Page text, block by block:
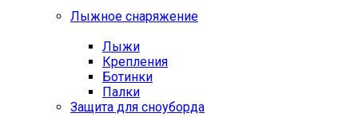
Лыжное снаряжение
Лыжи
Крепления
Ботинки
Палки
Защита для сноуборда